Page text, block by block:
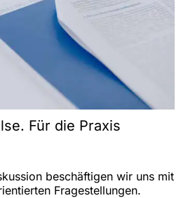
Für die Praxis
beschäftigen wir uns mit
Fragestellungen.